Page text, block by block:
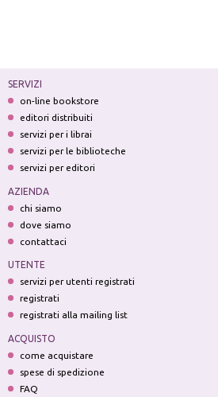
SERVIZI
on-line bookstore
editori distribuiti
servizi per i librai
servizi per le biblioteche
servizi per editori
AZIENDA
chi siamo
dove siamo
contattaci
UTENTE
servizi per utenti registrati
registrati
registrati alla mailing list
ACQUISTO
come acquistare
spese di spedizione
FAQ